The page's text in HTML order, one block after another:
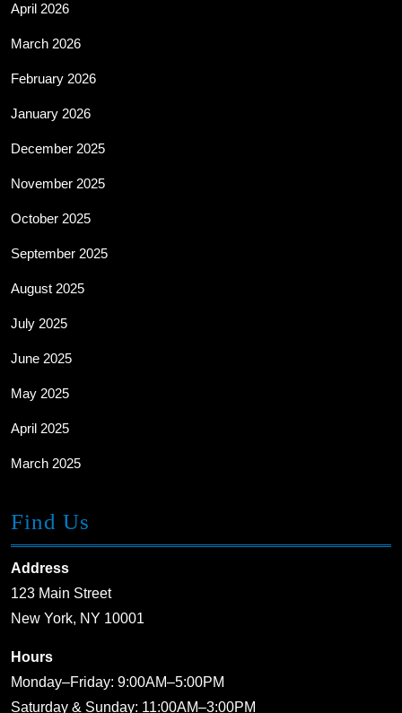
April 2026
March 2026
February 2026
January 2026
December 2025
November 2025
October 2025
September 2025
August 2025
July 2025
June 2025
May 2025
April 2025
March 2025
Find Us
Address
123 Main Street
New York, NY 10001
Hours
Monday–Friday: 9:00AM–5:00PM
Saturday & Sunday: 11:00AM–3:00PM